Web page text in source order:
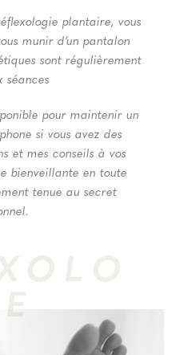
plantaire, vous
munir d’un pantalon
sont régulièrement
séances
pour maintenir un
si vous avez des
et mes conseils à vos
bienveillante en toute
tenue au secret